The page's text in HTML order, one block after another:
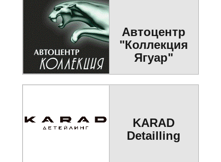
Автоцентр
"Коллекция
Ягуар"
KARAD
Detailling